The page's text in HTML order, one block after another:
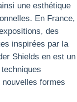
une esthétique
En France,
des
inspirées par la
Shields en est un
formes